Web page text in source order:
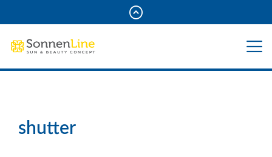
shutter